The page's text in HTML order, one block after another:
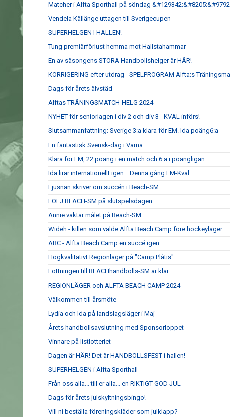
Matcher i Alfta Sporthall på söndag
Vendela Källänge uttagen till Sverigecupen
SUPERHELGEN I HALLEN!
Tung premiärförlust hemma mot Hallstahammar
En av säsongens STORA Handbollshelger är HÄR!
KORRIGERING efter utdrag - SPELPROGRAM Alfta:s
Dags för årets älvstäd
Alftas TRÄNINGSMATCH-HELG 2024
NYHET för seniorlagen i div 2 och div 3 - KVAL införs!
Slutsammanfattning: Sverige 3:a klara för EM. Ida poäng6:a
En fantastisk Svensk-dag i Varna
Klara för EM, 22 poäng i en match och 6:a i poängligan
Ida lirar internationellt igen... Denna gång EM-Kval
Ljusnan skriver om succén i Beach-SM
FÖLJ BEACH-SM på slutspelsdagen
Annie vaktar målet på Beach-SM
Wideh - killen som valde Alfta Beach Camp före hockeyläger
ABC - Alfta Beach Camp en succé igen
Högkvalitativt Regionläger på "Camp Plåtis"
Lottningen till BEACHhandbolls-SM är klar
REGIONLÄGER och ALFTA BEACH CAMP 2024
Välkommen till årsmöte
Lydia och Ida på landslagsläger i Maj
Årets handbollsavslutning med Sponsorloppet
Vinnare på listlotteriet
Dagen är HÄR! Det är HANDBOLLSFEST i hallen!
SUPERHELGEN i Alfta Sporthall
Från oss alla... till er alla... en RIKTIGT GOD JUL
Dags för årets julskyltningsbingo!
Vill ni beställa föreningskläder som julklapp?